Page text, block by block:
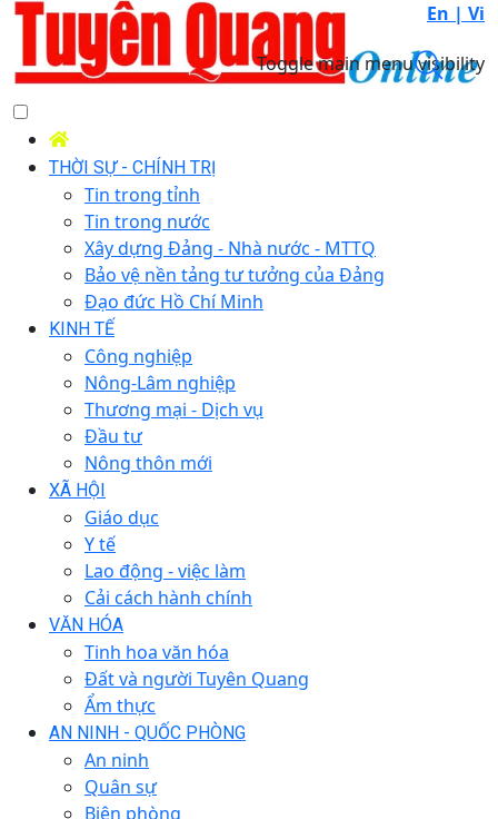
En | Vi
Toggle main menu visibility
THỜI SỰ - CHÍNH TRỊ
Tin trong tỉnh
Tin trong nước
Xây dựng Đảng - Nhà nước - MTTQ
Bảo vệ nền tảng tư tưởng của Đảng
Đạo đức Hồ Chí Minh
KINH TẾ
Công nghiệp
Nông-Lâm nghiệp
Thương mại - Dịch vụ
Đầu tư
Nông thôn mới
XÃ HỘI
Giáo dục
Y tế
Lao động - việc làm
Cải cách hành chính
VĂN HÓA
Tinh hoa văn hóa
Đất và người Tuyên Quang
Ẩm thực
AN NINH - QUỐC PHÒNG
An ninh
Quân sự
Biên phòng